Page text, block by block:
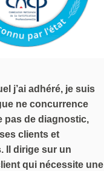
j’ai adhéré, je suis
ne concurrence
pas de diagnostic,
clients et
Il dirige sur un
qui nécessite une